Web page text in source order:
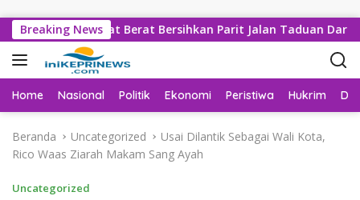
Breaking News
Sejumlah Alat Berat Bersihkan Parit Jalan Taduan Dari
Home Nasional Politik Ekonomi Peristiwa Hukrim
Beranda Uncategorized
Usai Dilantik Sebagai Wali Kota,
Rico Waas Ziarah Makam Sang Ayah
Uncategorized